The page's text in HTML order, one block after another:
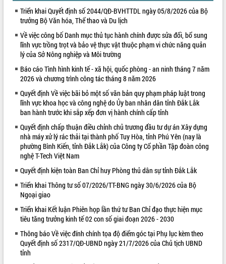
VIDEO
Khám bệnh, cấp phát thuốc miễn phí
và tặng quà người dân xã Cư Pui
Hội nghị UBND tỉnh Đắk Lắk thường kỳ
tháng 7/2026
Lễ truy tặng danh hiệu “Bà Mẹ Việt
Nam Anh hùng” và trao Huân chương
Lao động
UBND tỉnh Đắk Lắk triển khai nhiệm
vụ 6 tháng cuối năm 2026
Kỳ họp thứ Hai, Hội đồng nhân dân
Triển khai Quyết định số 2044/QĐ-BVHTTDL ngày 05/8/2026 của Bộ
trưởng Bộ Văn hóa, Thể thao và Du lịch
Về việc công bố Danh mục thủ tục hành chính được sửa đổi, bổ sung
lĩnh vực trồng trọt và bảo vệ thực vật thuộc phạm vi chức năng quản
lý của Sở Nông nghiệp và Môi trường
Báo cáo Tình hình kinh tế - xã hội, quốc phòng - an ninh tháng 7 năm
2026 và chương trình công tác tháng 8 năm 2026
Quyết định Về việc bãi bỏ một số văn bản quy phạm pháp luật trong
lĩnh vực khoa học và công nghệ do Ủy ban nhân dân tỉnh Đắk Lắk
ban hành trước khi sắp xếp đơn vị hành chính cấp tỉnh
Quyết định chấp thuận điều chỉnh chủ trương đầu tư dự án Xây dựng
nhà máy xử lý rác thải tại thành phố Tuy Hòa, tỉnh Phú Yên (nay là
phường Bình Kiến, tỉnh Đắk Lắk) của Công ty Cổ phần Tập đoàn công
nghệ T-Tech Việt Nam
Quyết định kiện toàn Ban Chỉ huy Phòng thủ dân sự tỉnh Đắk Lắk
Triển khai Thông tư số 07/2026/TT-BNG ngày 30/6/2026 của Bộ
Ngoại giao
Triển khai Kết luận Phiên họp lần thứ tư Ban Chỉ đạo thực hiện mục
tiêu tăng trưởng kinh tế 02 con số giai đoạn 2026 - 2030
Thông báo Về việc đính chính tọa độ điểm góc tại Phụ lục kèm theo
Quyết định số 2317/QĐ-UBND ngày 21/7/2026 của Chủ tịch UBND
tỉnh